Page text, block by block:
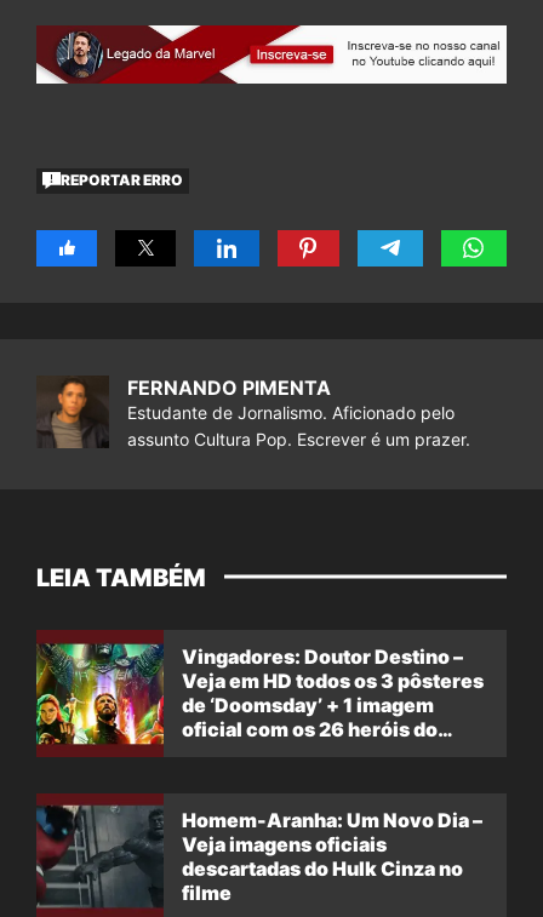
REPORTAR ERRO
FERNANDO PIMENTA
Estudante de Jornalismo. Aficionado pelo
assunto Cultura Pop. Escrever é um prazer.
LEIA TAMBÉM
Vingadores: Doutor Destino –
Veja em HD todos os 3 pôsteres
de ‘Doomsday’ + 1 imagem
oficial com os 26 heróis do
Homem-Aranha: Um Novo Dia –
Veja imagens oficiais
descartadas do Hulk Cinza no
filme